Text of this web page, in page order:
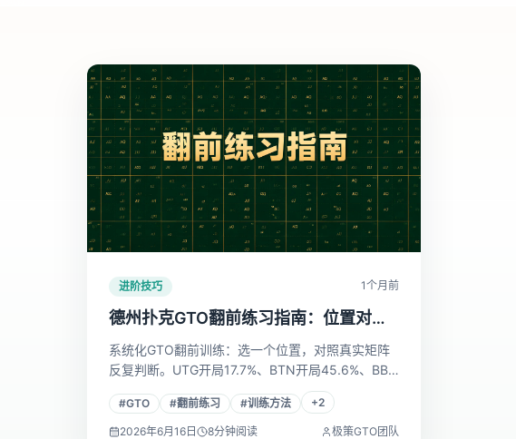
进阶技巧 1个月前
德州扑克GTO翻前练习指南：位置对比
与训练方法
系统化GTO翻前训练：选一个位置，对照真实矩阵
反复判断。UTG开局17.7%、BTN开局45.6%、BB
防守弃牌仅20%——每个数字对应一套可落地的练
习方案。
#GTO #翻前练习 #训练方法 +2
2026年6月16日 8分钟阅读 极策GTO团队